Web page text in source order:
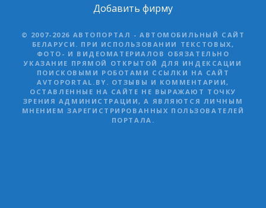
Добавить фирму
© 2007-2026 АВТОПОРТАЛ - АВТОМОБИЛЬНЫЙ САЙТ
БЕЛАРУСИ. ПРИ ИСПОЛЬЗОВАНИИ ТЕКСТОВЫХ,
ФОТО- И ВИДЕОМАТЕРИАЛОВ ОБЯЗАТЕЛЬНО
УКАЗАНИЕ ПРЯМОЙ ОТКРЫТОЙ ДЛЯ ИНДЕКСАЦИИ
ПОИСКОВЫМИ РОБОТАМИ ССЫЛКИ НА САЙТ
AVTOPORTAL.BY. ОТЗЫВЫ И КОММЕНТАРИИ,
ОСТАВЛЕННЫЕ НА САЙТЕ НЕ ВЫРАЖАЮТ ТОЧКУ
ЗРЕНИЯ АДМИНИСТРАЦИИ, А ЯВЛЯЮТСЯ ЛИЧНЫМ
МНЕНИЕМ ЗАРЕГИСТРИРОВАННЫХ ПОЛЬЗОВАТЕЛЕЙ
ПОРТАЛА.